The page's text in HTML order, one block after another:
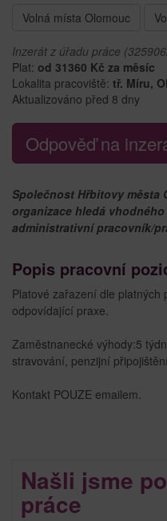
Volná místa Olomouc
Inzerát z úřadu práce
Plat: od 31360 Kč za měsíc
Lokalita pracoviště: tř. Míru,
Aktualizováno před 8 dny
Odpověď na
Společnost Hřbitovy města
organizace hledá
administrativní pracovník/
Popis pracovní
Platové zařazení dle platných
odpovídající praxe.
Zaměstnanecké výhody:5
stravování, penzijní
Kontakt POUZE emailem.
Našli jsme
práce